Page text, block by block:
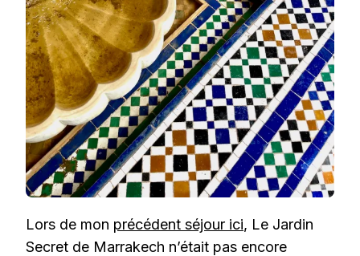
Lors de mon précédent séjour ici, Le Jardin
Secret de Marrakech n’était pas encore